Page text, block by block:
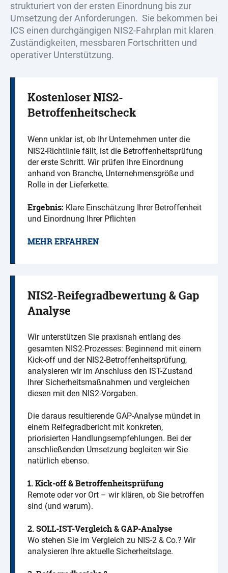
strukturiert von der ersten Einordnung bis zur
Umsetzung der Anforderungen. Sie bekommen bei
ICS einen durchgängigen NIS2-Fahrplan mit klaren
Zuständigkeiten, messbaren Fortschritten und
operativer Unterstützung.
Kostenloser NIS2-
Betroffenheitscheck
Wenn unklar ist, ob Ihr Unternehmen unter die
NIS2-Richtlinie fällt, ist die Betroffenheitsprüfung
der erste Schritt. Wir prüfen Ihre Einordnung
anhand von Branche, Unternehmensgröße und
Rolle in der Lieferkette.
Ergebnis: Klare Einschätzung Ihrer Betroffenheit
und Einordnung Ihrer Pflichten
MEHR ERFAHREN
NIS2-Reifegradbewertung & Gap
Analyse
Wir unterstützen Sie praxisnah entlang des
gesamten NIS2-Prozesses: Beginnend mit einem
Kick-off und der NIS2-Betroffenheitsprüfung,
analysieren wir im Anschluss den IST-Zustand
Ihrer Sicherheitsmaßnahmen und vergleichen
diesen mit den NIS2-Vorgaben.
Die daraus resultierende GAP-Analyse mündet in
einem Reifegradbericht mit konkreten,
priorisierten Handlungsempfehlungen. Bei der
anschließenden Umsetzung begleiten wir Sie
natürlich ebenso.
1. Kick-off & Betroffenheitsprüfung
Remote oder vor Ort – wir klären, ob Sie betroffen
sind (und warum).
2. SOLL-IST-Vergleich & GAP-Analyse
Wo stehen Sie im Vergleich zu NIS-2 & Co.? Wir
analysieren Ihre aktuelle Sicherheitslage.